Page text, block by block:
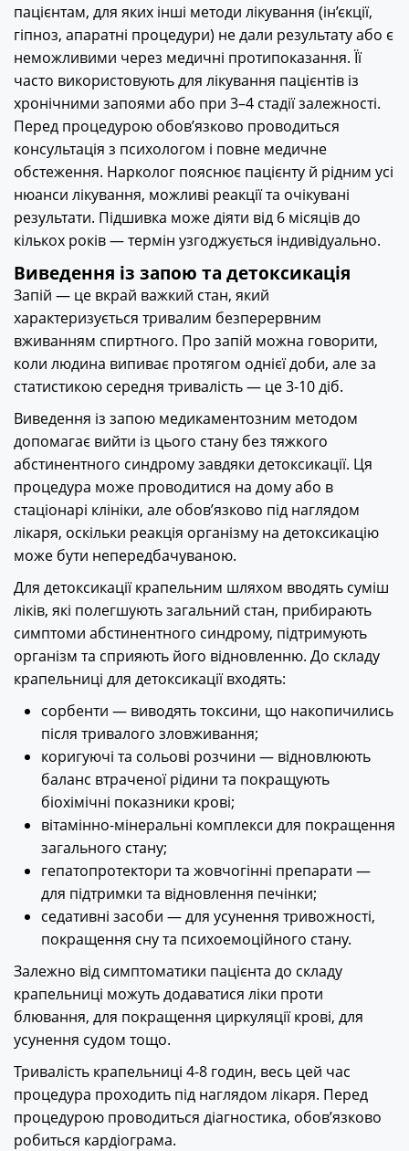
пацієнтам, для яких інші методи лікування (ін’єкції,
гіпноз, апаратні процедури) не дали результату або є
неможливими через медичні протипоказання. Її
часто використовують для лікування пацієнтів із
хронічними запоями або при 3–4 стадії залежності.
Перед процедурою обов’язково проводиться
консультація з психологом і повне медичне
обстеження. Нарколог пояснює пацієнту й рідним усі
нюанси лікування, можливі реакції та очікувані
результати. Підшивка може діяти від 6 місяців до
кількох років — термін узгоджується індивідуально.
Виведення із запою та детоксикація
Запій — це вкрай важкий стан, який
характеризується тривалим безперервним
вживанням спиртного. Про запій можна говорити,
коли людина випиває протягом однієї доби, але за
статистикою середня тривалість — це 3-10 діб.
Виведення із запою медикаментозним методом
допомагає вийти із цього стану без тяжкого
абстинентного синдрому завдяки детоксикації. Ця
процедура може проводитися на дому або в
стаціонарі клініки, але обов’язково під наглядом
лікаря, оскільки реакція організму на детоксикацію
може бути непередбачуваною.
Для детоксикації крапельним шляхом вводять суміш
ліків, які полегшують загальний стан, прибирають
симптоми абстинентного синдрому, підтримують
організм та сприяють його відновленню. До складу
крапельниці для детоксикації входять:
сорбенти — виводять токсини, що накопичились
після тривалого зловживання;
коригуючі та сольові розчини — відновлюють
баланс втраченої рідини та покращують
біохімічні показники крові;
вітамінно-мінеральні комплекси для покращення
загального стану;
гепатопротектори та жовчогінні препарати —
для підтримки та відновлення печінки;
седативні засоби — для усунення тривожності,
покращення сну та психоемоційного стану.
Залежно від симптоматики пацієнта до складу
крапельниці можуть додаватися ліки проти
блювання, для покращення циркуляції крові, для
усунення судом тощо.
Тривалість крапельниці 4-8 годин, весь цей час
процедура проходить під наглядом лікаря. Перед
процедурою проводиться діагностика, обов’язково
робиться кардіограма.